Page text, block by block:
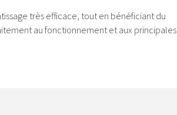
très efficace, tout en bénéficiant du
au fonctionnement et aux principales